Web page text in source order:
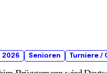
2026 Senioren Turniere /